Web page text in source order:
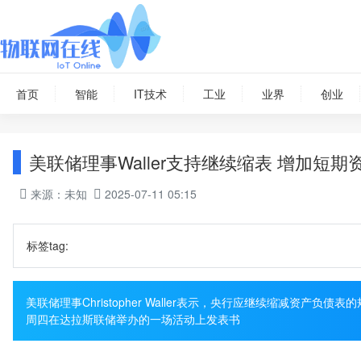
首页 智能 IT技术 工业 业界 创业
美联储理事Waller支持继续缩表 增加短期
来源：未知 2025-07-11 05:15
标签tag:
美联储理事Christopher Waller表示，央行应继续缩减资产负债表
周四在达拉斯联储举办的一场活动上发表书